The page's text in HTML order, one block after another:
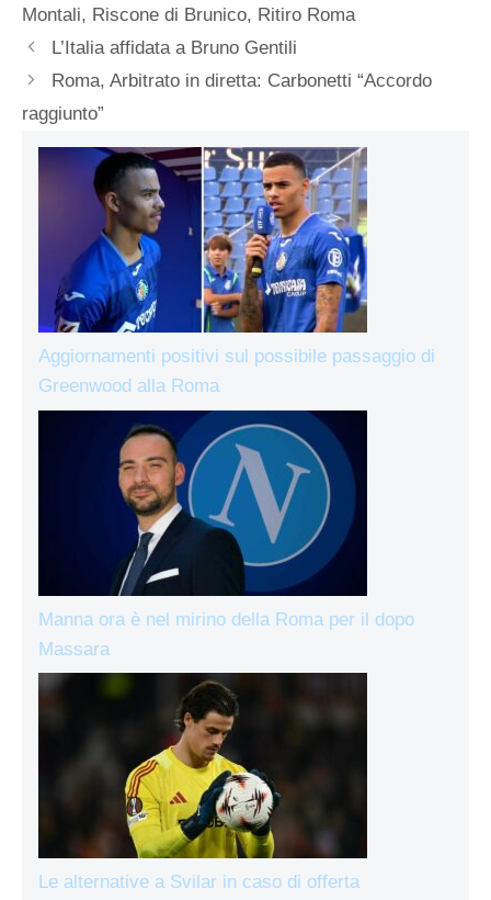
Montali, Riscone di Brunico, Ritiro Roma
L’Italia affidata a Bruno Gentili
Roma, Arbitrato in diretta: Carbonetti “Accordo
raggiunto”
Aggiornamenti positivi sul possibile passaggio di
Greenwood alla Roma
Manna ora è nel mirino della Roma per il dopo
Massara
Le alternative a Svilar in caso di offerta